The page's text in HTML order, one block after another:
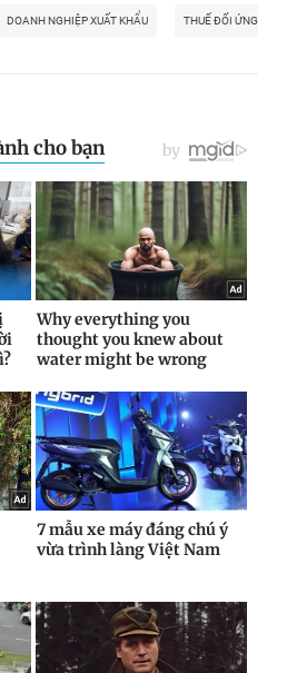
DOANH NGHIỆP XUẤT KHẨU THUẾ ĐỐI ỨNG